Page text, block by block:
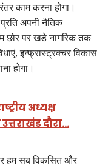
काम करना होगा।
अपनी नैतिक
छोर पर खडे नागरिक तक
इन्फ्रास्ट्रक्चर विकास
होगा।
अध्यक्ष
दौरा…
हम सब विकसित और